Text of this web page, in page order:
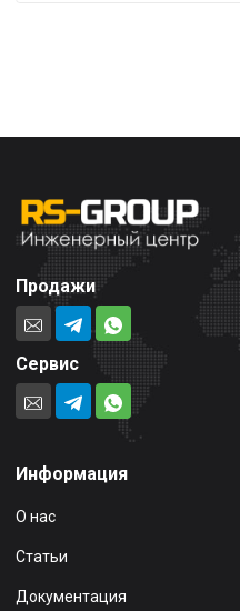
Продажи
Сервис
Информация
О нас
Статьи
Документация